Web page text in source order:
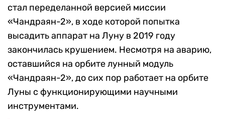
стал переделанной версией миссии
«Чандраян-2», в ходе которой попытка
высадить аппарат на Луну в 2019 году
закончилась крушением. Несмотря на аварию,
оставшийся на орбите лунный модуль
«Чандраян-2», до сих пор работает на орбите
Луны с функционирующими научными
инструментами.